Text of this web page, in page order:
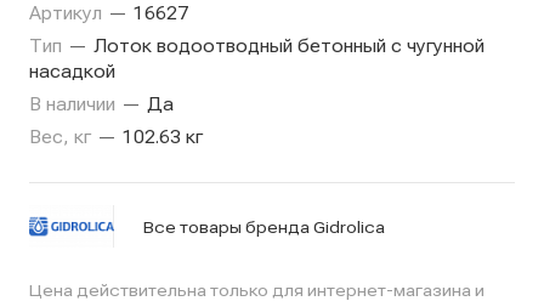
Артикул — 16627
Тип — Лоток водоотводный бетонный с чугунной
насадкой
В наличии — Да
Вес, кг — 102.63 кг
Все товары бренда Gidrolica
Цена действительна только для интернет-магазина и